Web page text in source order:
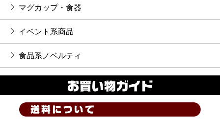
マグカップ・食器
イベント系商品
食品系ノベルティ